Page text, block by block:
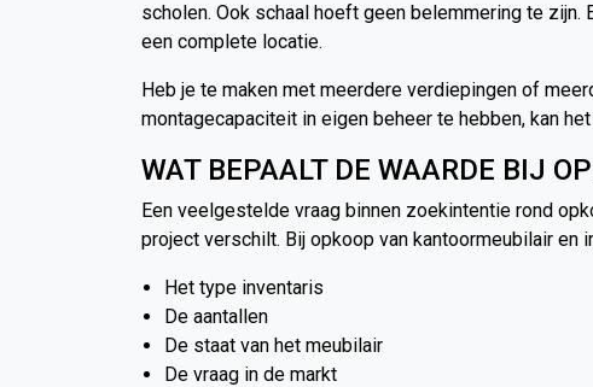
scholen. Ook schaal hoeft geen belemmering te
een complete locatie.
Heb je te maken met meerdere verdiepingen of
montagecapaciteit in eigen beheer te hebben, kan
WAT BEPAALT DE WAARDE BIJ
Een veelgestelde vraag binnen zoekintentie rond
project verschilt. Bij opkoop van kantoormeubilair en
Het type inventaris
De aantallen
De staat van het meubilair
De vraag in de markt